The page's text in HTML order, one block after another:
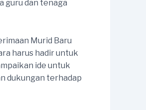
guru dan tenaga
Murid Baru
harus hadir untuk
ide untuk
dukungan terhadap